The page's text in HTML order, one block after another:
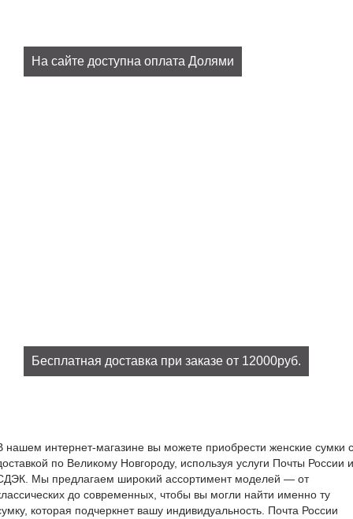
На сайте доступна оплата Долями
Бесплатная доставка при заказе от 12000руб.
нашем интернет-магазине вы можете приобрести женские сумки с
по Великому Новгороду, используя услуги Почты России и
Мы предлагаем широкий ассортимент моделей — от
до современных, чтобы вы могли найти именно ту
которая подчеркнет вашу индивидуальность. Почта России